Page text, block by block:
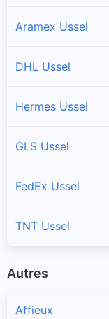
Aramex Ussel
DHL Ussel
Hermes Ussel
GLS Ussel
FedEx Ussel
TNT Ussel
Autres
Affieux